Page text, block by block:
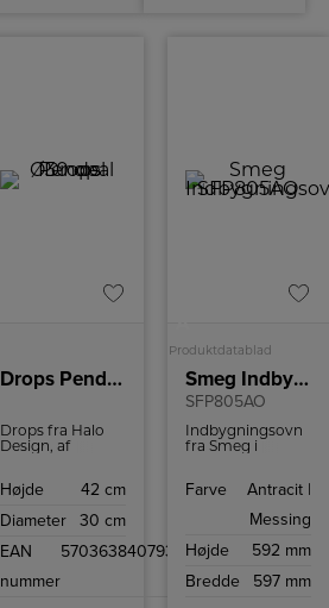
Drops Pendel Ø30 opal
Drops fra Halo
Design, af
en klassisk
farvet glas,
Europa, netop for
den gode
Højde
42 cm
Diameter
30 cm
EAN
nummer
5703638407931
Produktdatablad
Smeg Indbygningsovn
SFP805AO
Indbygningsovn
fra Smeg i
Farve
Antracit |
Messing
Højde
592 mm
Bredde
597 mm